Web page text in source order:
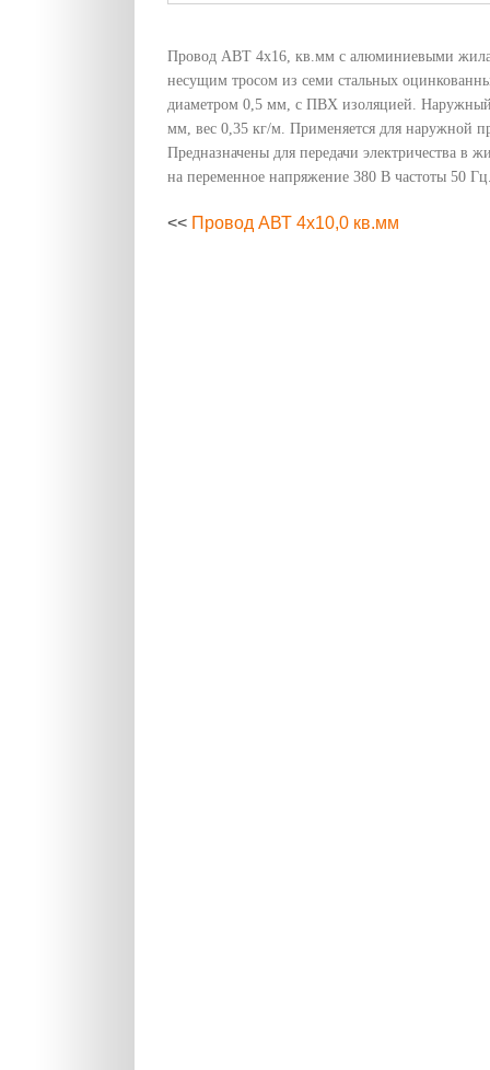
Провод АВТ 4х16, кв.мм с алюминиевыми
несущим тросом из семи стальных
диаметром 0,5 мм, с ПВХ изоляцией.
мм, вес 0,35 кг/м. Применяется для наружной
Предназначены для передачи электричества в
на переменное напряжение 380 В частоты 50
<< Провод АВТ 4х10,0 кв.мм